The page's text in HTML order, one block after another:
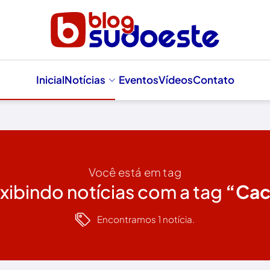
InicialNotícias EventosVídeosContato
Você está em tag
notícias com a tag
Encontramos 1 notícia.